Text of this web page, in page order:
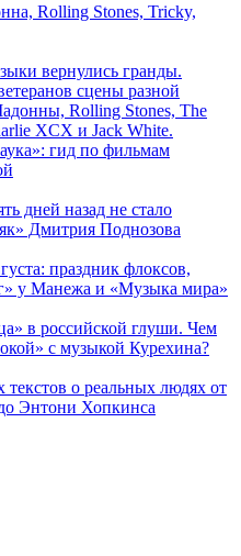
Rolling Stones, Tricky,
вернулись гранды.
сцены разной
Rolling Stones, The
XCX и Jack White.
гид по фильмам
дней назад не стало
Дмитрия Поднозова
праздник флоксов,
у Манежа и «Музыка мира»
в российской глуши. Чем
с музыкой Курехина?
о реальных людях от
Энтони Хопкинса